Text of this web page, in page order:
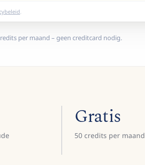
per maand – geen creditcard nodig.
Gratis
50 credits per maand